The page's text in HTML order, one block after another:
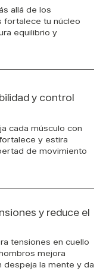
allá de los
fortalece tu núcleo
equilibrio y
y control
cada músculo con
y estira
de movimiento
y reduce el
tensiones en cuello
mejora
despeja la mente y da